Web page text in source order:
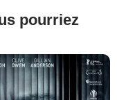
pourriez